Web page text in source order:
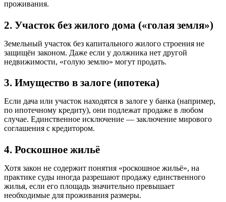
проживания.
2. Участок без жилого дома («голая земля»)
Земельный участок без капитального жилого строения не
защищён законом. Даже если у должника нет другой
недвижимости, «голую землю» могут продать.
3. Имущество в залоге (ипотека)
Если дача или участок находятся в залоге у банка (например,
по ипотечному кредиту), они подлежат продаже в любом
случае. Единственное исключение — заключение мирового
соглашения с кредитором.
4. Роскошное жильё
Хотя закон не содержит понятия «роскошное жильё», на
практике суды иногда разрешают продажу единственного
жилья, если его площадь значительно превышает
необходимые для проживания размеры.